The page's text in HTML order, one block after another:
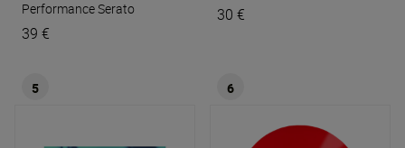
PerformanceSerato
39 €
30 €
5 6